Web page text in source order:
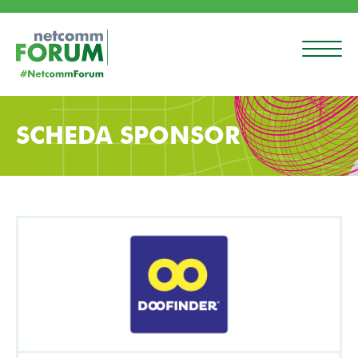
SCHEDA SPONSOR